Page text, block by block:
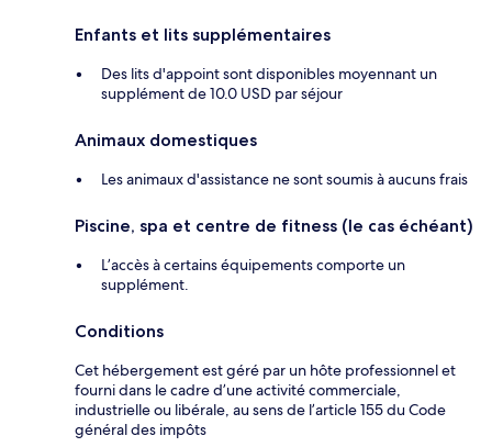
Enfants et lits supplémentaires
Des lits d'appoint sont disponibles moyennant un
supplément de 10.0 USD par séjour
Animaux domestiques
Les animaux d'assistance ne sont soumis à aucuns frais
Piscine, spa et centre de fitness (le cas échéant)
L’accès à certains équipements comporte un
supplément.
Conditions
Cet hébergement est géré par un hôte professionnel et
fourni dans le cadre d’une activité commerciale,
industrielle ou libérale, au sens de l’article 155 du Code
général des impôts